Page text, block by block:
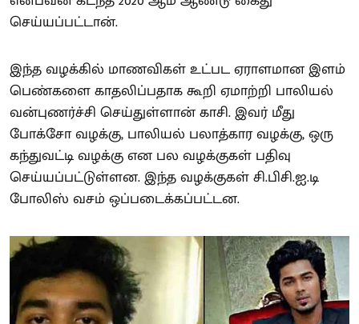
செய்யப்பட்டான்.
இந்த வழக்கில் மாணவிகள் உட்பட ஏராளமான இளம்
பெண்களை காதலிப்பதாக கூறி ஏமாற்றி பாலியல்
வன்புணர்ச்சி செய்துள்ளான் காசி. இவர் மீது
போக்சோ வழக்கு, பாலியல் பலாத்கார வழக்கு, ஒரு
கந்துவட்டி வழக்கு என பல வழக்குகள் பதிவு
செய்யப்பட்டுள்ளன. இந்த வழக்குகள் சி.பிசி.ஐ.டி
போலிஸ் வசம் ஒப்படைக்கப்பட்டன.